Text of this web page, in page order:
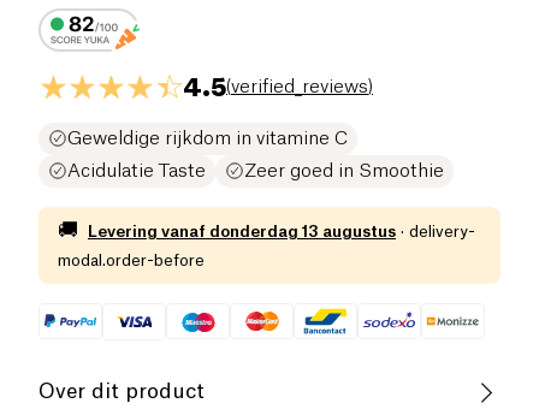
4.5(verified_reviews)
Geweldige rijkdom in vitamine C
Acidulatie Taste
Zeer goed in Smoothie
🚚 Levering vanaf donderdag 13 augustus · delivery-
modal.order-before
Over dit product